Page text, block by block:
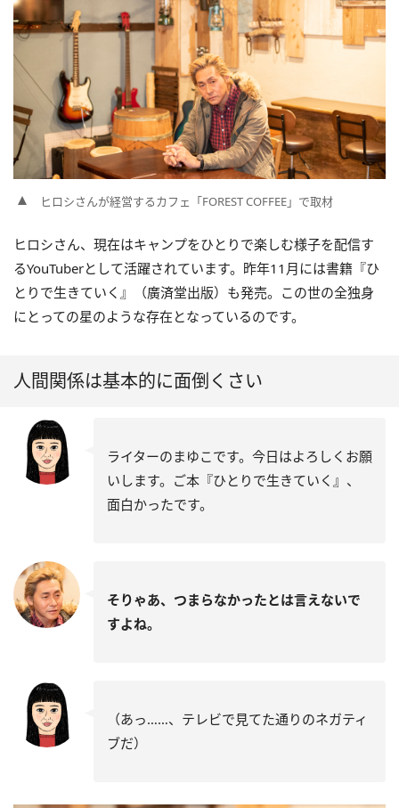
ヒロシさんが経営するカフェ「FOREST COFFEE」で取材
ヒロシさん、現在はキャンプをひとりで楽しむ様子を配信す
るYouTuberとして活躍されています。昨年11月には書籍『ひ
とりで生きていく』（廣済堂出版）も発売。この世の全独身
にとっての星のような存在となっているのです。
人間関係は基本的に面倒くさい
ライターのまゆこです。今日はよろしくお願
いします。ご本『ひとりで生きていく』、
面白かったです。
そりゃあ、つまらなかったとは言えないで
すよね。
（あっ……、テレビで見てた通りのネガティ
ブだ）